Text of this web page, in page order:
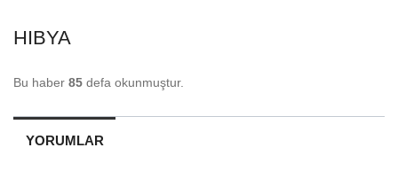
HIBYA
Bu haber 85 defa okunmuştur.
YORUMLAR